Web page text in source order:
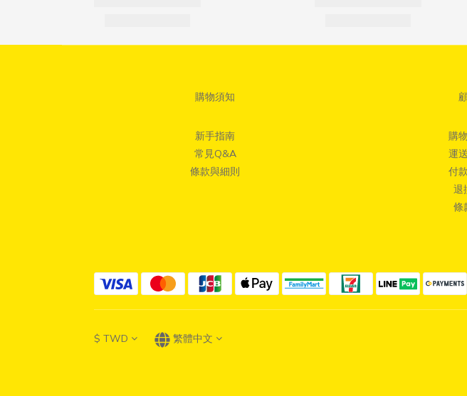
購物須知
新手指南
常見Q&A
條款與細則
購
運
付
退
條
$ TWD 繁體中文